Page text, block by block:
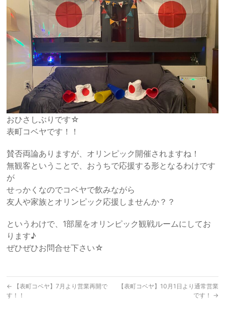
おひさしぶりです☆
表町コベヤです！！
賛否両論ありますが、オリンピック開催されますね！
無観客ということで、おうちで応援する形となるわけです
が
せっかくなのでコベヤで飲みながら
友人や家族とオリンピック応援しませんか？？
というわけで、1部屋をオリンピック観戦ルームにしてお
ります♪
ぜひぜひお問合せ下さい☆
← 【表町コベヤ】7月より営業再開で
す！！
【表町コベヤ】10月1日より通常営業
です！ →